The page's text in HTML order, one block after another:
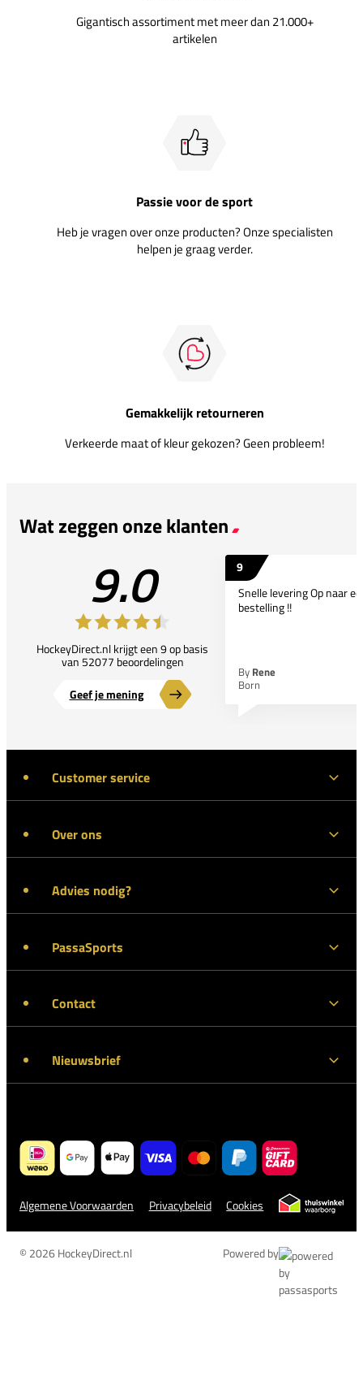
Gigantisch assortiment met meer dan 21.000+
artikelen
Passie voor de sport
Heb je vragen over onze producten? Onze specialisten
helpen je graag verder.
Gemakkelijk retourneren
Verkeerde maat of kleur gekozen? Geen probleem!
Wat zeggen onze klanten
9.0
HockeyDirect.nl krijgt een 9 op basis
van 52077 beoordelingen
Geef je mening
9
Snelle levering Op naar
bestelling !!
By Rene
Born
Customer service
Over ons
Advies nodig?
PassaSports
Contact
Nieuwsbrief
Algemene Voorwaarden Privacybeleid Cookies
© 2026 HockeyDirect.nl Powered by